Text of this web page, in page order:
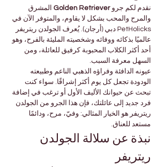
نقدم لكم جرو Golden Retriever المشرق
والمرح والمحب بشكل لا يقاوم، والمتوفر الآن في
PetHolicks دبي (أرجان). يُعرف الجولدن ريتريفر
عالميًا بذكائه ووفائه وشخصيته المليئة بالفرح، وهو
أحد أكثر الكلاب المحبوبة كرفيق للعائلة، ومن
السهل معرفة السبب.
عيونه الدافئة وفراؤه الذهبي الناعم وطبيعته
الودودة تجعل كل يوم أكثر إشراقًا. سواء كنت
تبحث عن حيوانك الأليف الأول أو ترغب في إضافة
فرد جديد إلى عائلتك، فإن هذا الجرو من الجولدن
ريتريفر هو الخيار المثالي: وفيّ، مرح، ودائمًا
مستعد للعناق.
نبذة عن سلالة الجولدن
ريتريفر